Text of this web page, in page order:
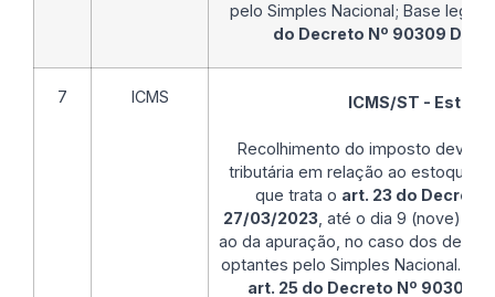
pelo Simples Nacional; Base legal:
do Decreto Nº 90309 DE
7 ICMS ICMS/ST -
Recolhimento do imposto devido
tributária em relação ao estoque
que trata o art. 23 do Decreto
27/03/2023 , até o dia 9 (nove)
ao da apuração, no caso dos
optantes pelo Simples Nacional.
art. 25 do Decreto Nº 90309